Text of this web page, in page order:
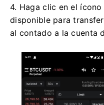
4. Haga clic en el
disponible para
al contado a la cuenta